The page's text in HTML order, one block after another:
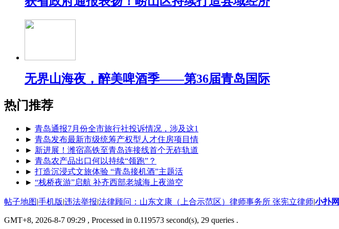
无界山海夜，醉美啤酒季——第36届青岛国际
热门推荐
► 青岛通报7月份全市旅行社投诉情况，涉及这1
► 青岛发布最新市级统筹产权型人才住房项目情
► 新进展！潍宿高铁至青岛连接线首个无砟轨道
► 青岛农产品出口何以持续“领跑”？
► 打造沉浸式文旅体验 “青岛接机酒”主题活
► “栈桥夜游”启航 补齐西部老城海上夜游空
帖子地图|手机版|违法举报|法律顾问：山东文康（上合示范区）律师事务所 张宪立律师|小扑网
GMT+8, 2026-8-7 09:29 , Processed in 0.119573 second(s), 29 queries .